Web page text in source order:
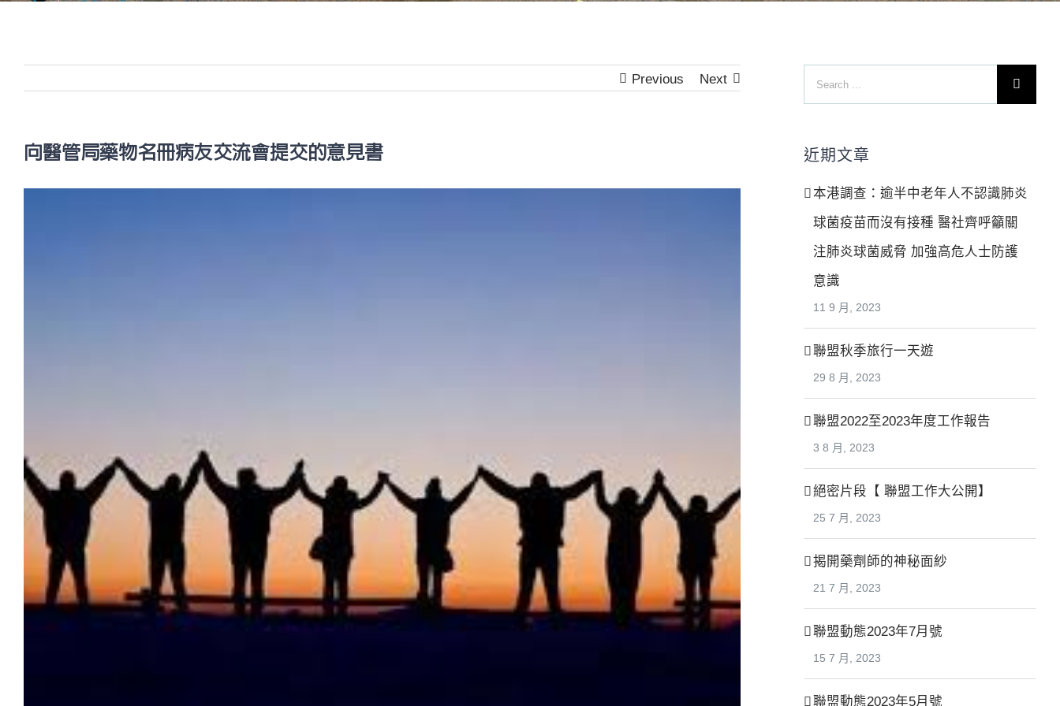
Previous Next
向醫管局藥物名冊病友交流會提交的意見書
Search
for:
近期文章
本港調查：逾半中老年人不認識肺炎
球菌疫苗而沒有接種 醫社齊呼籲關
注肺炎球菌威脅 加強高危人士防護
意識
11 9 月, 2023
聯盟秋季旅行一天遊
29 8 月, 2023
聯盟2022至2023年度工作報告
3 8 月, 2023
絕密片段【 聯盟工作大公開】
25 7 月, 2023
揭開藥劑師的神秘面紗
21 7 月, 2023
聯盟動態2023年7月號
15 7 月, 2023
聯盟動態2023年5月號